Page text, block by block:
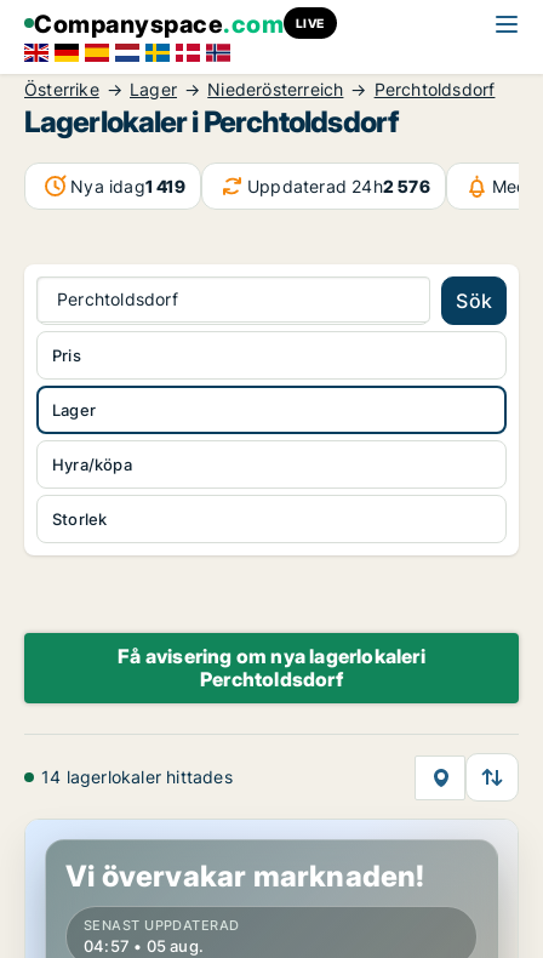
Companyspace.com LIVE
Österrike Lager Niederösterreich Perchtoldsdorf
Lagerlokaler i Perchtoldsdorf
Nya idag1 419 Uppdaterad 24h2 576
Perchtoldsdorf Sök
Lager
Hyra/köpa
Storlek
Pris
Få avisering om nya lagerlokaleri
Perchtoldsdorf
14 lagerlokaler hittades
Lager i Perchtoldsdorf, Niederösterreich
Vi övervakar marknaden!
SENAST UPPDATERAD
04:57 • 05 aug.